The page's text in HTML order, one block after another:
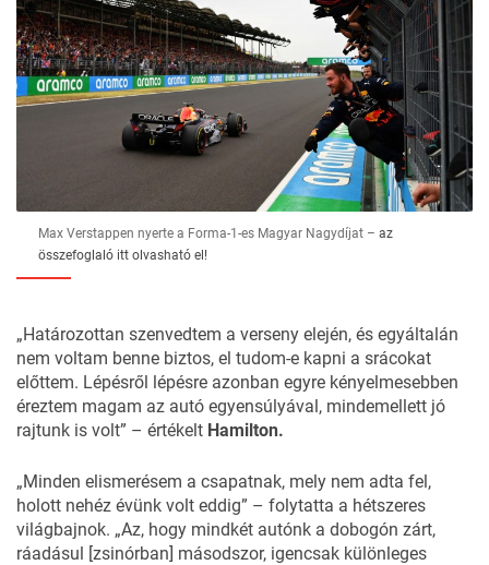
Max Verstappen nyerte a Forma-1-es Magyar Nagydíjat – az
összefoglaló itt olvasható el!
„Határozottan szenvedtem a verseny elején, és egyáltalán
nem voltam benne biztos, el tudom-e kapni a srácokat
előttem. Lépésről lépésre azonban egyre kényelmesebben
éreztem magam az autó egyensúlyával, mindemellett jó
rajtunk is volt” – értékelt Hamilton.
„Minden elismerésem a csapatnak, mely nem adta fel,
holott nehéz évünk volt eddig” – folytatta a hétszeres
világbajnok. „Az, hogy mindkét autónk a dobogón zárt,
ráadásul [zsinórban] másodszor, igencsak különleges